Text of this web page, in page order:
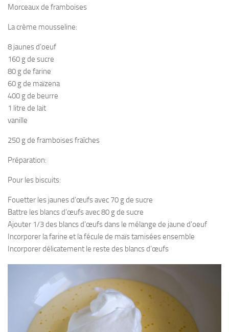
Morceaux de framboises
La crème mousseline:
8 jaunes d’oeuf
160 g de sucre
80 g de farine
60 g de maïzena
400 g de beurre
1 litre de lait
vanille
250 g de framboises fraîches
Préparation:
Pour les biscuits:
Fouetter les jaunes d’œufs avec 70 g de sucre
Battre les blancs d’œufs avec 80 g de sucre
Ajouter 1/3 des blancs d’œufs dans le mélange de jaune d’oeuf
Incorporer la farine et la fécule de maïs tamisées ensemble
Incorporer délicatement le reste des blancs d’œufs